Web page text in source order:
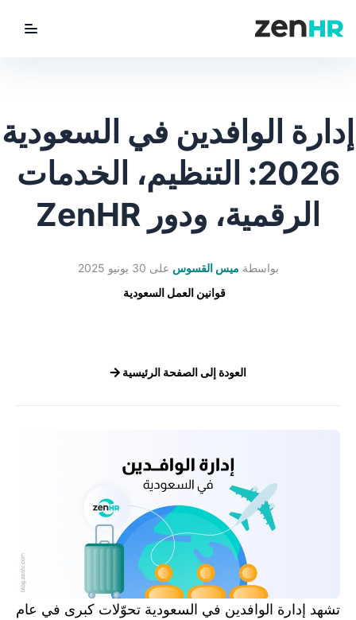
إدارة الوافدين في السعودية
2026: التنظيم، الخدمات
الرقمية، ودور ZenHR
بواسطة ميس القسوس على 30 يونيو 2025
قوانين العمل السعودية
العودة إلى الصفحة الرئيسية
تشهد إدارة الوافدين في السعودية تحوّلات كبرى في عام